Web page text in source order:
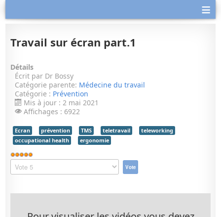
≡
Travail sur écran part.1
Détails
Écrit par Dr Bossy
Catégorie parente: Médecine du travail
Catégorie : Prévention
Mis à jour : 2 mai 2021
Affichages : 6922
Ecran prévention TMS teletravail
teleworking
occupational health
ergonomie
Vote
utilisateur:
Veuillez
voter